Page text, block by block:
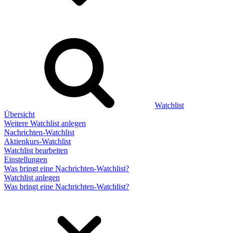
Watchlist
Übersicht
Weitere Watchlist anlegen
Nachrichten-Watchlist
Aktienkurs-Watchlist
Watchlist bearbeiten
Einstellungen
Was bringt eine Nachrichten-Watchlist?
Watchlist anlegen
Was bringt eine Nachrichten-Watchlist?